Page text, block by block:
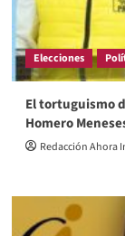
Elecciones
El tortuguismo
Homero
Redacción Ahora